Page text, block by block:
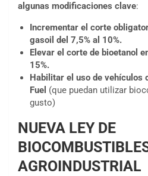
algunas modificaciones clave:
Incrementar el corte
gasoil del 7,5% al 10%.
Elevar el corte de bioetanol
15%.
Habilitar el uso de vehículos
Fuel (que puedan utilizar
gusto)
NUEVA LEY DE
AGROINDUSTRIAL